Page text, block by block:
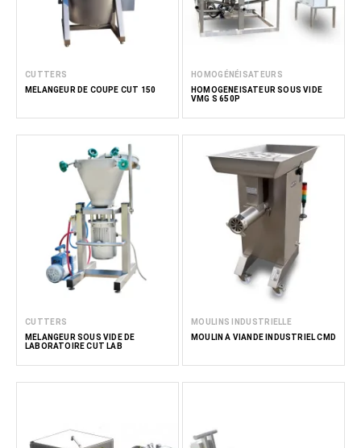
CUTTERS
MÉLANGEUR DE COUPE CUT 150
HOMOGÉNÉISATEURS
HOMOGÉNÉISATEUR SOUS VIDE
VMG S 650P
CUTTERS
MÉLANGEUR SOUS VIDE DE
LABORATOIRE CUT LAB
MOULINS INDUSTRIELLE
MOULIN À VIANDE INDUSTRIEL CMD